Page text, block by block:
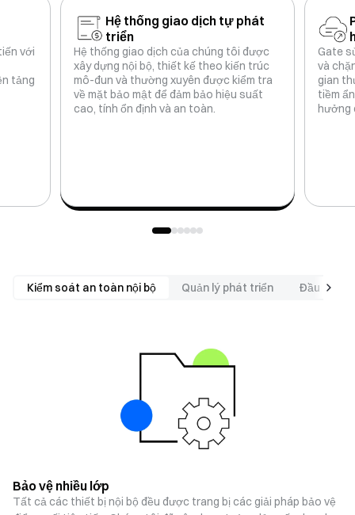
với
tảng
Hệ thống giao dịch tự phát
triển
Hệ thống giao dịch của chúng tôi được
xây dựng nội bộ, thiết kế theo kiến ​​trúc
mô-đun và thường xuyên được kiểm tra
về mặt bảo mật để đảm bảo hiệu suất
cao, tính ổn định và an toàn.
Gate
và
gian
tiềm
hưởng
Kiểm soát an toàn nội bộ Quản lý phát triển Đầu tư an
Bảo vệ nhiều lớp
Tất cả các thiết bị nội bộ đều được trang bị các giải pháp bảo vệ